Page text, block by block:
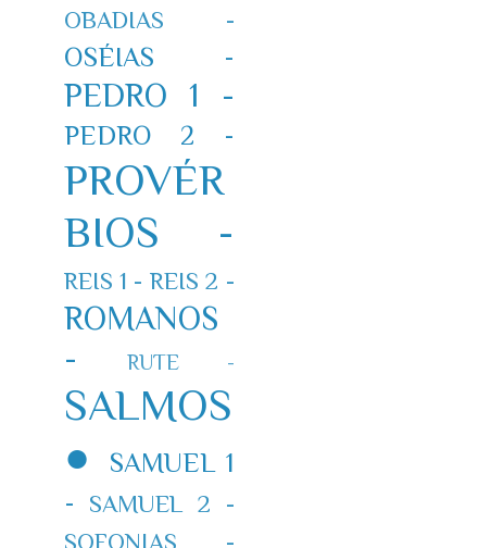
OBADIAS -
OSÉIAS -
PEDRO 1 -
PEDRO 2 -
PROVÉR
BIOS -
REIS 1 - REIS 2 -
ROMANOS
-
RUTE -
SALMOS
●
SAMUEL 1
-
SAMUEL 2 -
SOFONIAS -